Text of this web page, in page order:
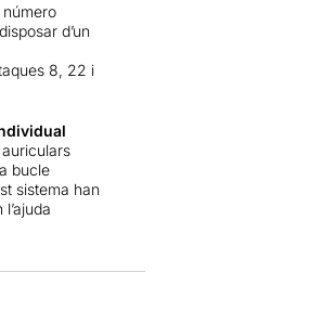
número
d’un
8, 22 i
bucle
sistema han